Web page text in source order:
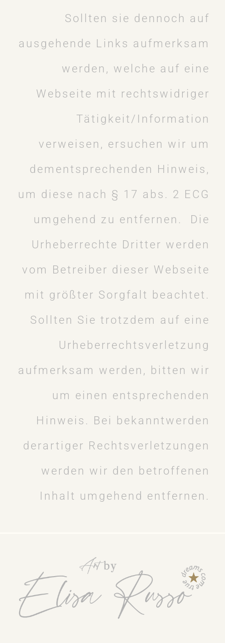
Sollten sie dennoch auf
ausgehende Links aufmerksam
werden, welche auf eine
Webseite mit rechtswidriger
Tätigkeit/Information
verweisen, ersuchen wir um
dementsprechenden Hinweis,
um diese nach § 17 abs. 2 ECG
umgehend zu entfernen. Die
Urheberrechte Dritter werden
vom Betreiber dieser Webseite
mit größter Sorgfalt beachtet.
Sollten Sie trotzdem auf eine
Urheberrechtsverletzung
aufmerksam werden, bitten wir
um einen entsprechenden
Hinweis. Bei bekanntwerden
derartiger Rechtsverletzungen
werden wir den betroffenen
Inhalt umgehend entfernen.